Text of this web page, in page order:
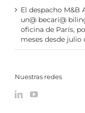
El despacho M&B
un@ becari@
oficina de París,
meses desde julio
Nuestras redes